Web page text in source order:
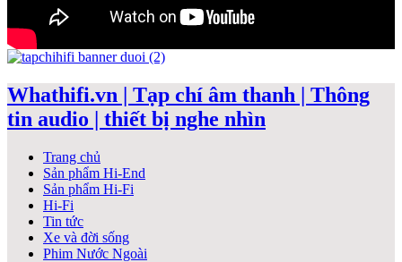
Whathifi.vn | Tạp chí âm thanh | Thông
tin audio | thiết bị nghe nhìn
Trang chủ
Sản phẩm Hi-End
Sản phẩm Hi-Fi
Hi-Fi
Tin tức
Xe và đời sống
Phim Nước Ngoài